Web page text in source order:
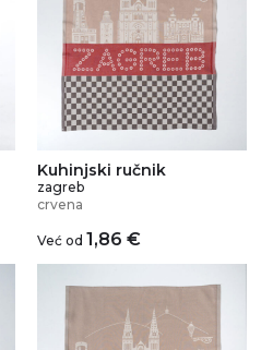
Kuhinjski ručnik
zagreb
crvena
Već od 1,86 €